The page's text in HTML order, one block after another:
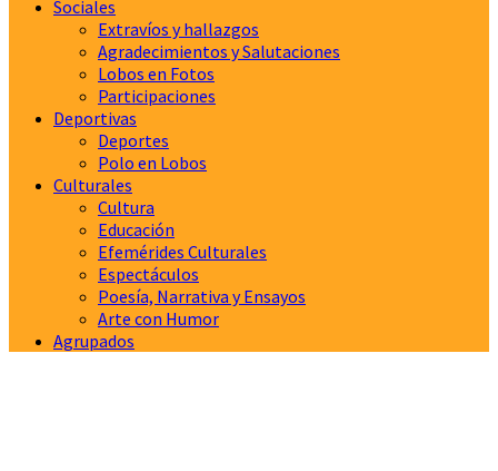
Sociales
Extravíos y hallazgos
Agradecimientos y Salutaciones
Lobos en Fotos
Participaciones
Deportivas
Deportes
Polo en Lobos
Culturales
Cultura
Educación
Efemérides Culturales
Espectáculos
Poesía, Narrativa y Ensayos
Arte con Humor
Agrupados